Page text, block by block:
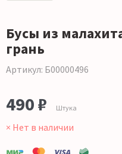
Бусы из
грань
Артикул: Б00000496
490 ₽ Штука
× Нет в наличии